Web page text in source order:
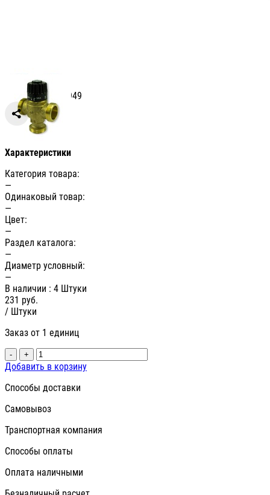
Артикул: СВ007949
Сравнить
Характеристики
Категория товара:
—
Одинаковый товар:
—
Цвет:
—
Раздел каталога:
—
Диаметр условный:
—
В наличии : 4 Штуки
231 руб.
/ Штуки
Заказ от 1 единиц
- +
Добавить в корзину
Способы доставки
Самовывоз
Транспортная компания
Способы оплаты
Оплата наличными